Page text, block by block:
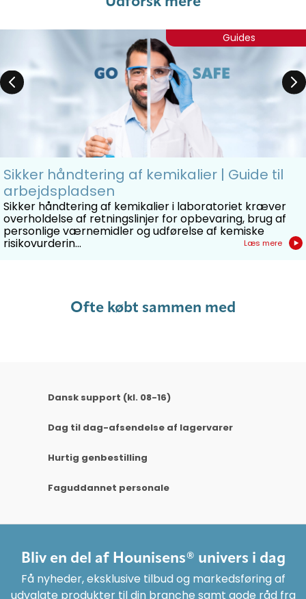
Guides
Sikker håndtering af kemikalier | Guide til
arbejdspladsen
Sikker håndtering af kemikalier i laboratoriet kræver
overholdelse af retningslinjer for opbevaring, brug af
personlige værnemidler og udførelse af kemiske
risikovurderin... Læs mere
Ofte købt sammen med
Dansk support (kl. 08-16)
Dag til dag-afsendelse af lagervarer
Hurtig genbestilling
Faguddannet personale
Bliv en del af Hounisens® univers i dag
Få nyheder, eksklusive tilbud og markedsføring af
udvalgte produkter til din branche samt gode råd fra